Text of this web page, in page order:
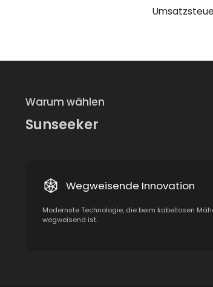
Warum wählen
Sunseeker
Wegweisende Innovation
Modernste Technologie, die beim kabellosen
wegweisend ist.